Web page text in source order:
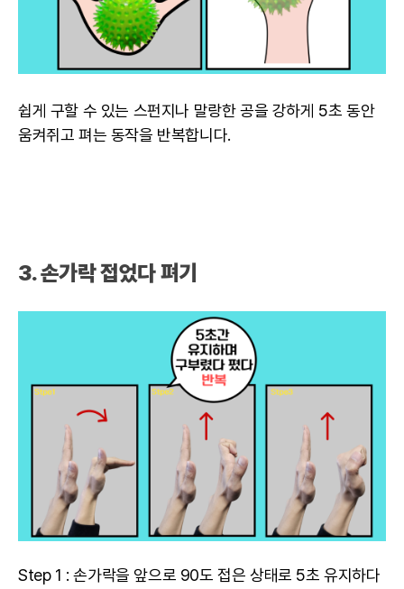
쉽게 구할 수 있는 스펀지나 말랑한 공을 강하게 5초 동안
움켜쥐고 펴는 동작을 반복합니다.
3. 손가락 접었다 펴기
Step 1 : 손가락을 앞으로 90도 접은 상태로 5초 유지하다